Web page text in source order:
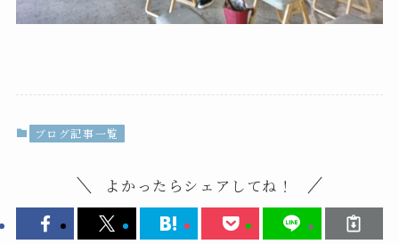
ブログ記事一覧
よかったらシェアしてね！